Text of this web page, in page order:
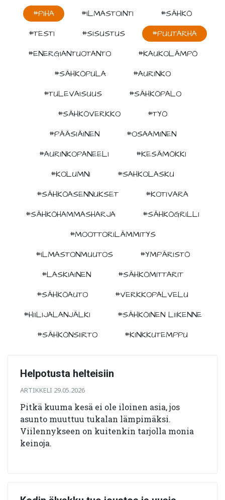
#PIHA
#ILMASTOINTI
#SÄHKÖ
#TESTI
#SISUSTUS
#PUUTARHA
#ENERGIANTUOTANTO
#KAUKOLÄMPÖ
#SÄHKÖPULA
#AURINKO
#TULEVAISUUS
#SÄHKÖPALO
#SÄHKÖVERKKO
#TYÖ
#PÄÄSIÄINEN
#OSAAMINEN
#AURINKOPANEELI
#KESÄMÖKKI
#KOLUMNI
#SAHKOLASKU
#SÄHKÖASENNUKSET
#KOTIVARA
#SÄHKÖHAMMASHARJA
#SÄHKÖGRILLI
#MOOTTORILÄMMITYS
#ILMASTONMUUTOS
#YMPÄRISTÖ
#LASKIAINEN
#SÄHKÖMITTARIT
#SÄHKÖAUTO
#VERKKOPALVELU
#HIILIJALANJÄLKI
#SÄHKÖINEN LIIKENNE
#SÄHKÖNSIIRTO
#KINKKUTEMPPU
Helpotusta helteisiin
ARTIKKELI 29.05.2026
Pitkä kuuma kesä ei ole iloinen asia, jos
asunto muuttuu tukalan lämpimäksi.
Viilennykseen on kuitenkin tarjolla monia
keinoja.